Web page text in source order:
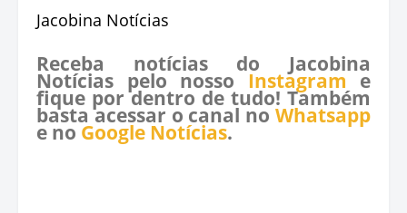
Jacobina Notícias
Receba notícias do Jacobina
Notícias pelo nosso Instagram e
fique por dentro de tudo! Também
basta acessar o canal no Whatsapp
e no Google Notícias.